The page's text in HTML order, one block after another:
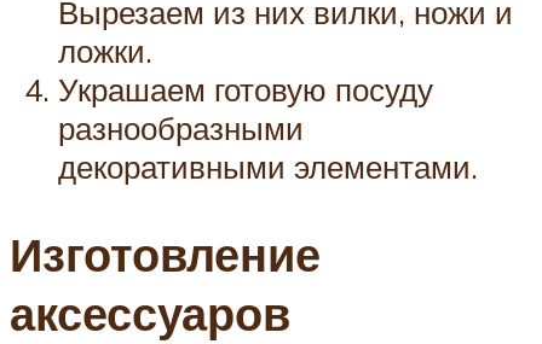
Вырезаем из них вилки, ножи и
ложки.
Украшаем готовую посуду
разнообразными
декоративными элементами.
Изготовление
аксессуаров